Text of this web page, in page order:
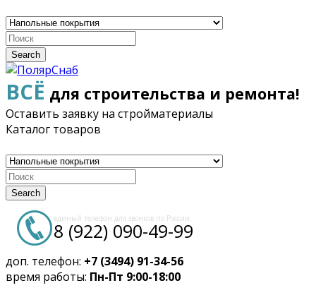
Search
ВСЁ для строительства и ремонта!
Оставить заявку на стройматериалы
Каталог товаров
Search
единый телефон для звонков по России:
8 (922) 090-49-99
доп. телефон: +7 (3494) 91-34-56
время работы: Пн-Пт 9:00-18:00